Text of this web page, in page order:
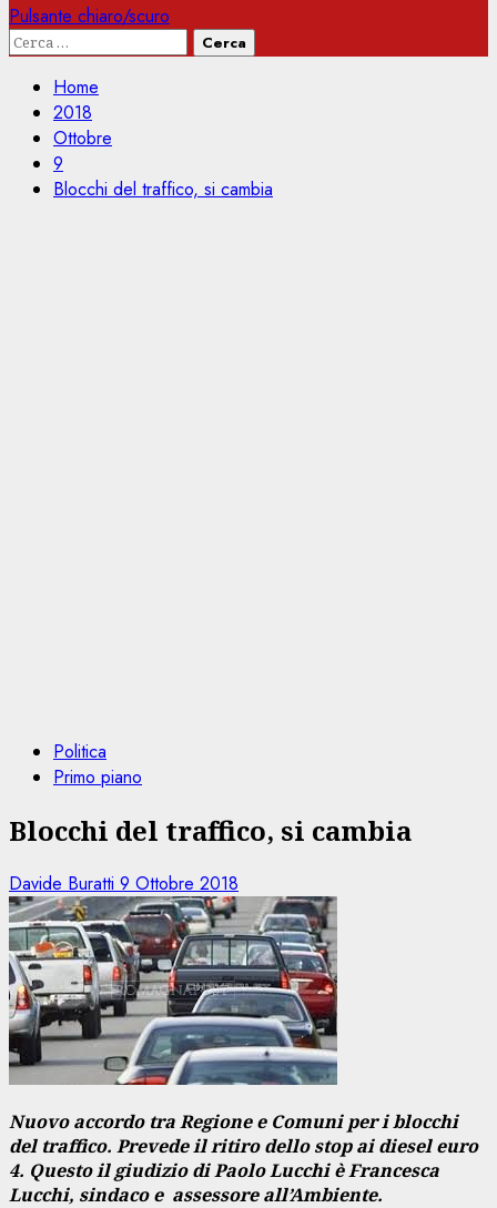
Pulsante chiaro/scuro
Ricerca
Home
2018
Ottobre
9
Blocchi del traffico, si cambia
Politica
Primo piano
Blocchi del traffico, si cambia
Davide Buratti 9 Ottobre 2018
Nuovo accordo tra Regione e Comuni per i blocchi
del traffico. Prevede il ritiro dello stop ai diesel euro
4. Questo il giudizio di Paolo Lucchi è Francesca
Lucchi, sindaco e assessore all’Ambiente.